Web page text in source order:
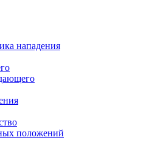
нападения
положений